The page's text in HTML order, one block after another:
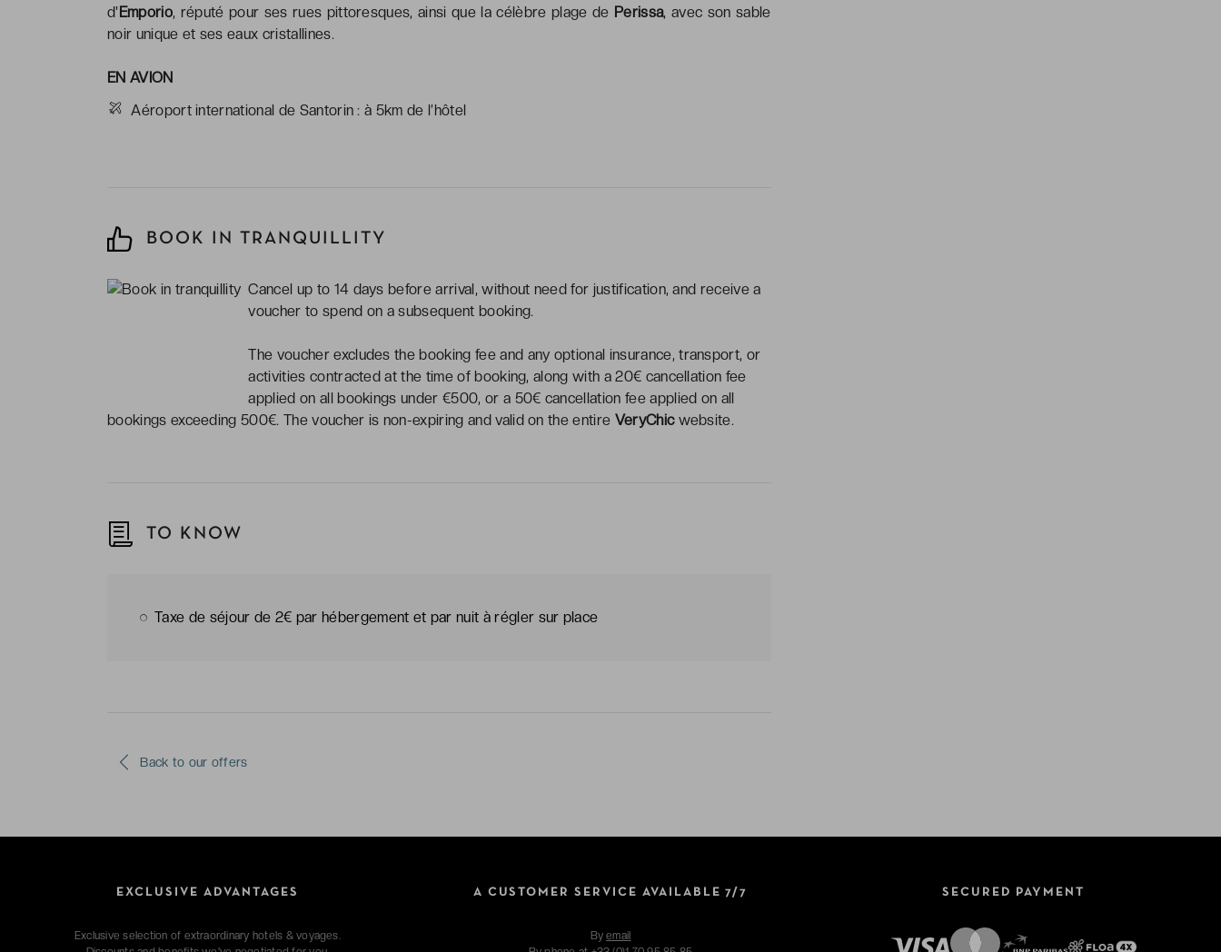
d'Emporio, réputé pour ses rues pittoresques, ainsi que la célèbre plage de Perissa, avec son sable
noir unique et ses eaux cristallines.
EN AVION
Aéroport international de Santorin : à 5km de l’hôtel
TO KNOW
Taxe de séjour de 2€ par hébergement et par nuit à régler sur place
Back to our offers
BOOK IN TRANQUILLITY
Cancel up to 14 days before arrival, without need for justification, and receive a
voucher to spend on a subsequent booking.
The voucher excludes the booking fee and any optional insurance, transport, or
activities contracted at the time of booking, along with a 20€ cancellation fee
applied on all bookings under €500, or a 50€ cancellation fee applied on all
bookings exceeding 500€. The voucher is non-expiring and valid on the entire VeryChicwebsite.
EXCLUSIVE ADVANTAGES
Exclusive selection of extraordinary hotels & voyages.
A CUSTOMER SERVICE AVAILABLE 7/7
Byemail
SECURED PAYMENT